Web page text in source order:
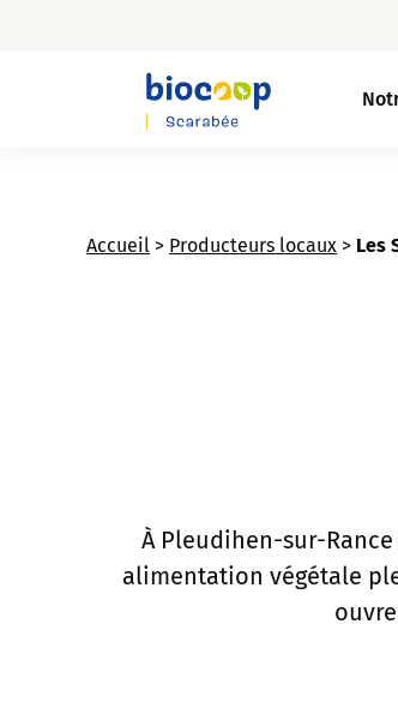
Accueil > Producteurs locaux > Les
À Pleudihen-sur-
alimentation végétale